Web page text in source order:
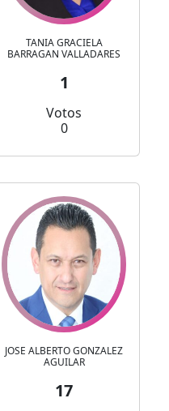
TANIA GRACIELA
BARRAGAN VALLADARES
1
Votos
0
JOSE ALBERTO GONZALEZ
AGUILAR
17